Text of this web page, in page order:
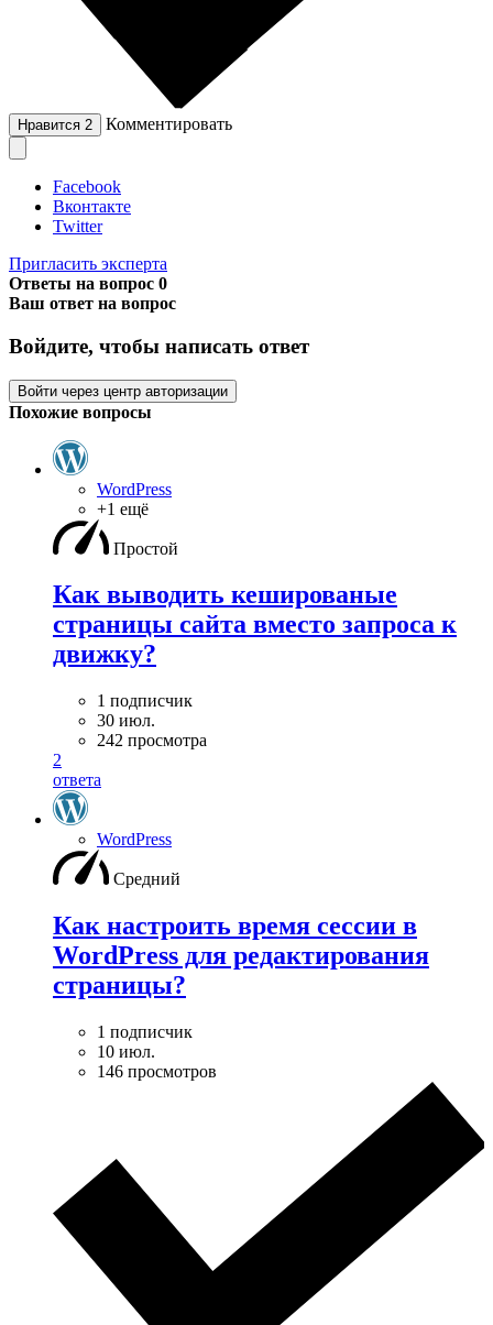
Нравится 2 Комментировать
Facebook
Вконтакте
Twitter
Пригласить эксперта
Ответы на вопрос 0
Ваш ответ на вопрос
Войдите, чтобы написать ответ
Войти через центр авторизации
Похожие вопросы
WordPress
+1 ещё
Простой
Как выводить кешированые
страницы сайта вместо запроса к
движку?
1 подписчик
30 июл.
242 просмотра
2
ответа
WordPress
Средний
Как настроить время сессии в
WordPress для редактирования
страницы?
1 подписчик
10 июл.
146 просмотров